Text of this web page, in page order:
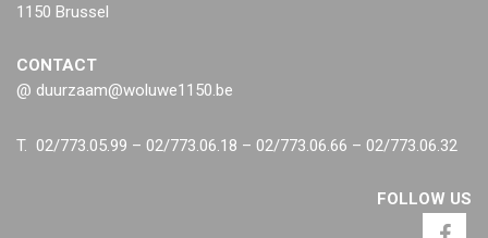
1150 Brussel
CONTACT
@ duurzaam@woluwe1150.be
T. 02/773.05.99 – 02/773.06.18 – 02/773.06.66 – 02/773.06.32
FOLLOW US